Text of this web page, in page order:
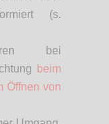
(s.
bei
beim
Öffnen von